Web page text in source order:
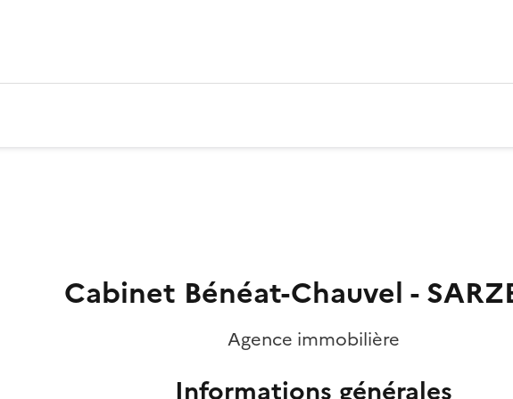
Cabinet Bénéat-Chauvel -
Agence immobilière
Informations générales